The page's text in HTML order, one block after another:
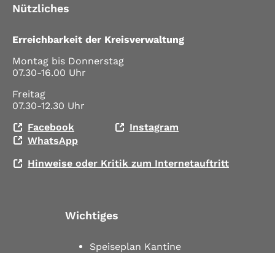
Nützliches
Erreichbarkeit der Kreisverwaltung
Montag bis Donnerstag
07.30-16.00 Uhr
Freitag
07.30-12.30 Uhr
Facebook
Instagram
WhatsApp
Hinweise oder Kritik zum Internetauftritt
Wichtiges
Speiseplan Kantine